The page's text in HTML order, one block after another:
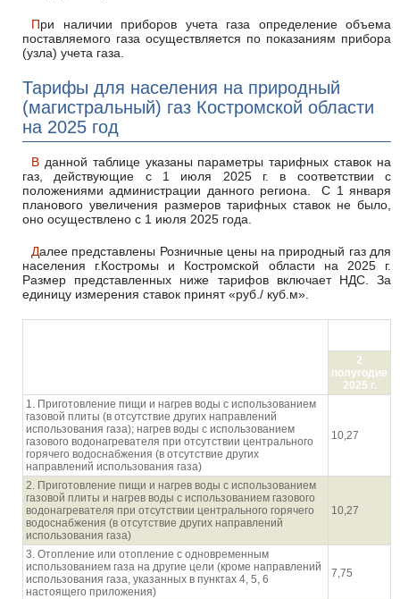
При наличии приборов учета газа определение объема
поставляемого газа осуществляется по показаниям прибора
(узла) учета газа.
Тарифы для населения на природный
(магистральный) газ Костромской области
на 2025 год
В данной таблице указаны параметры тарифных ставок на
газ, действующие с 1 июля 2025 г. в соответствии с
положениями администрации данного региона. С 1 января
планового увеличения размеров тарифных ставок не было,
оно осуществлено с 1 июля 2025 года.
Далее представлены Розничные цены на природный газ для
населения г.Костромы и Костромской области на 2025 г.
Размер представленных ниже тарифов включает НДС. За
единицу измерения ставок принят «руб./ куб.м».
2
полугодие
2025 г.
1. Приготовление пищи и нагрев воды с использованием
газовой плиты (в отсутствие других направлений
использования газа); нагрев воды с использованием
газового водонагревателя при отсутствии центрального
горячего водоснабжения (в отсутствие других
направлений использования газа)
10,27
2. Приготовление пищи и нагрев воды с использованием
газовой плиты и нагрев воды с использованием газового
водонагревателя при отсутствии центрального горячего
водоснабжения (в отсутствие других направлений
использования газа)
10,27
3. Отопление или отопление с одновременным
использованием газа на другие цели (кроме направлений
использования газа, указанных в пунктах 4, 5, 6
настоящего приложения)
7,75